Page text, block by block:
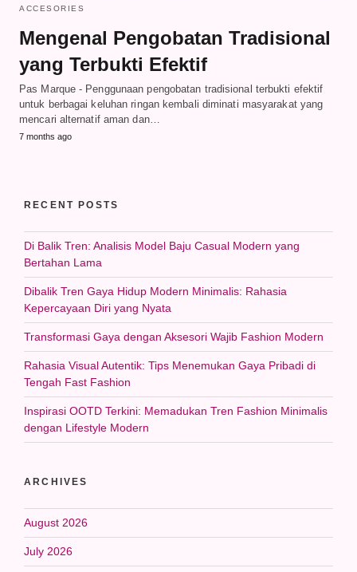
ACCESORIES
Mengenal Pengobatan Tradisional
yang Terbukti Efektif
Pas Marque - Penggunaan pengobatan tradisional terbukti efektif
untuk berbagai keluhan ringan kembali diminati masyarakat yang
mencari alternatif aman dan…
7 months ago
RECENT POSTS
Di Balik Tren: Analisis Model Baju Casual Modern yang
Bertahan Lama
Dibalik Tren Gaya Hidup Modern Minimalis: Rahasia
Kepercayaan Diri yang Nyata
Transformasi Gaya dengan Aksesori Wajib Fashion Modern
Rahasia Visual Autentik: Tips Menemukan Gaya Pribadi di
Tengah Fast Fashion
Inspirasi OOTD Terkini: Memadukan Tren Fashion Minimalis
dengan Lifestyle Modern
ARCHIVES
August 2026
July 2026